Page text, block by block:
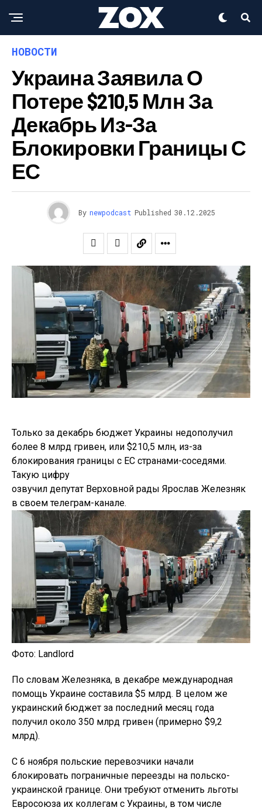
НОВОСТИ
Украина Заявила О
Потере $210,5 Млн За
Декабрь Из-За
Блокировки Границы С
ЕС
By newpodcast Published 30.12.2025
Только за декабрь бюджет Украины недополучил
более 8 млрд гривен, или $210,5 млн, из-за
блокирования границы с ЕС странами-соседями.
Такую цифру
озвучил депутат Верховной рады Ярослав Железняк
в своем телеграм-канале.
Фото: Landlord
По словам Железняка, в декабре международная
помощь Украине составила $5 млрд. В целом же
украинский бюджет за последний месяц года
получил около 350 млрд гривен (примерно $9,2
млрд).
С 6 ноября польские перевозчики начали
блокировать пограничные переезды на польско-
украинской границе. Они требуют отменить льготы
Евросоюза их коллегам с Украины, в том числе